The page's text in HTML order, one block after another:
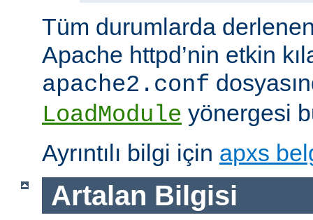
Tüm durumlarda
Apache httpd’nin etkin
apache2.conf
LoadModule yönergesi
Ayrıntılı bilgi için apxs
Artalan Bilgisi